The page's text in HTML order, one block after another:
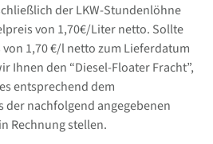
ßlich der LKW-Stundenlöhne
von 1,70€/Liter netto. Sollte
1,70 €/l netto zum Lieferdatum
Ihnen den “Diesel-Floater Fracht”,
entsprechend dem
der nachfolgend angegebenen
Rechnung stellen.